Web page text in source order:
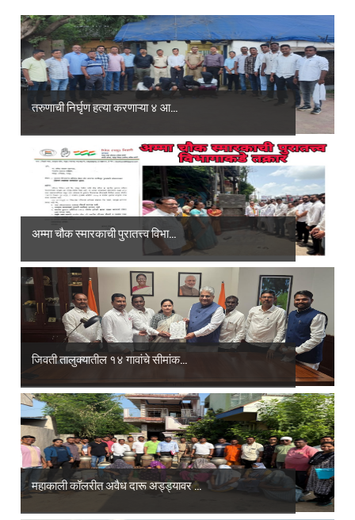
तरुणाची निर्घृण हत्या करणाऱ्या ४ आ...
अम्मा चौक स्मारकाची पुरातत्त्व विभा...
जिवती तालुक्यातील १४ गावांचे सीमांक...
महाकाली कॉलरीत अवैध दारू अड्ड्यावर ...